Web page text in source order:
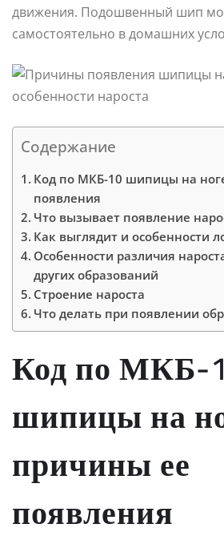
движения. Подошвенный шип
самостоятельно в домашних
Содержание
Код по МКБ-10 шипицы на
появления
Что вызывает появление
Как выглядит и особенности
Особенности различия
других образований
Строение нароста
Что делать при появлении
Код по МКБ-
шипицы на
причины ее
появления